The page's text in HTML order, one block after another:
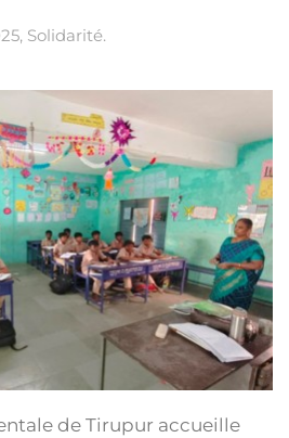
, Solidarité.
de Tirupur accueille